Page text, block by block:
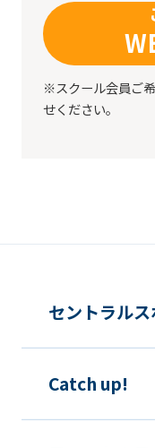
※スクール会員ご
せください。
セントラル
Catch up!